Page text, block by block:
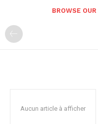
BROWSE
Aucun article à afficher